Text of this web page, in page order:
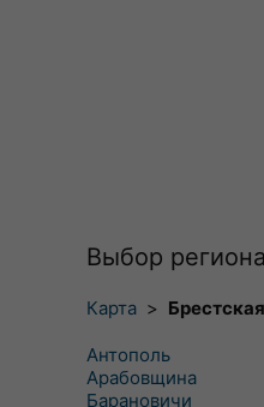
Выбор
Карта >
Антополь
Арабовщина
Барановичи